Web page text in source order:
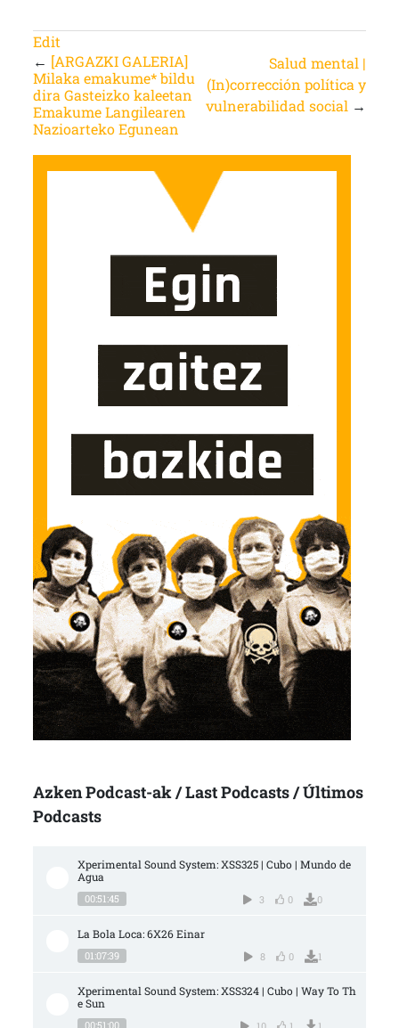
Edit
← [ARGAZKI GALERIA]
Milaka emakume* bildu
dira Gasteizko kaleetan
Emakume Langilearen
Nazioarteko Egunean
Salud mental |
(In)corrección política y
vulnerabilidad social →
Azken Podcast-ak / Last Podcasts / Últimos
Podcasts
Xperimental Sound System: XSS325 | Cubo | Mundo de
Agua
00:51:45 3 0 0
La Bola Loca: 6X26 Einar
01:07:39 8 0 1
Xperimental Sound System: XSS324 | Cubo | Way To Th
e Sun
00:51:00